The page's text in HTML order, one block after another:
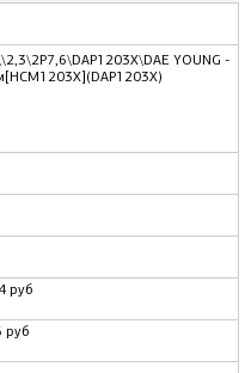
YOUNG -
руб
руб